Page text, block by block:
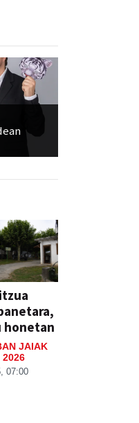
honetan
JAIAK
2026
07:00